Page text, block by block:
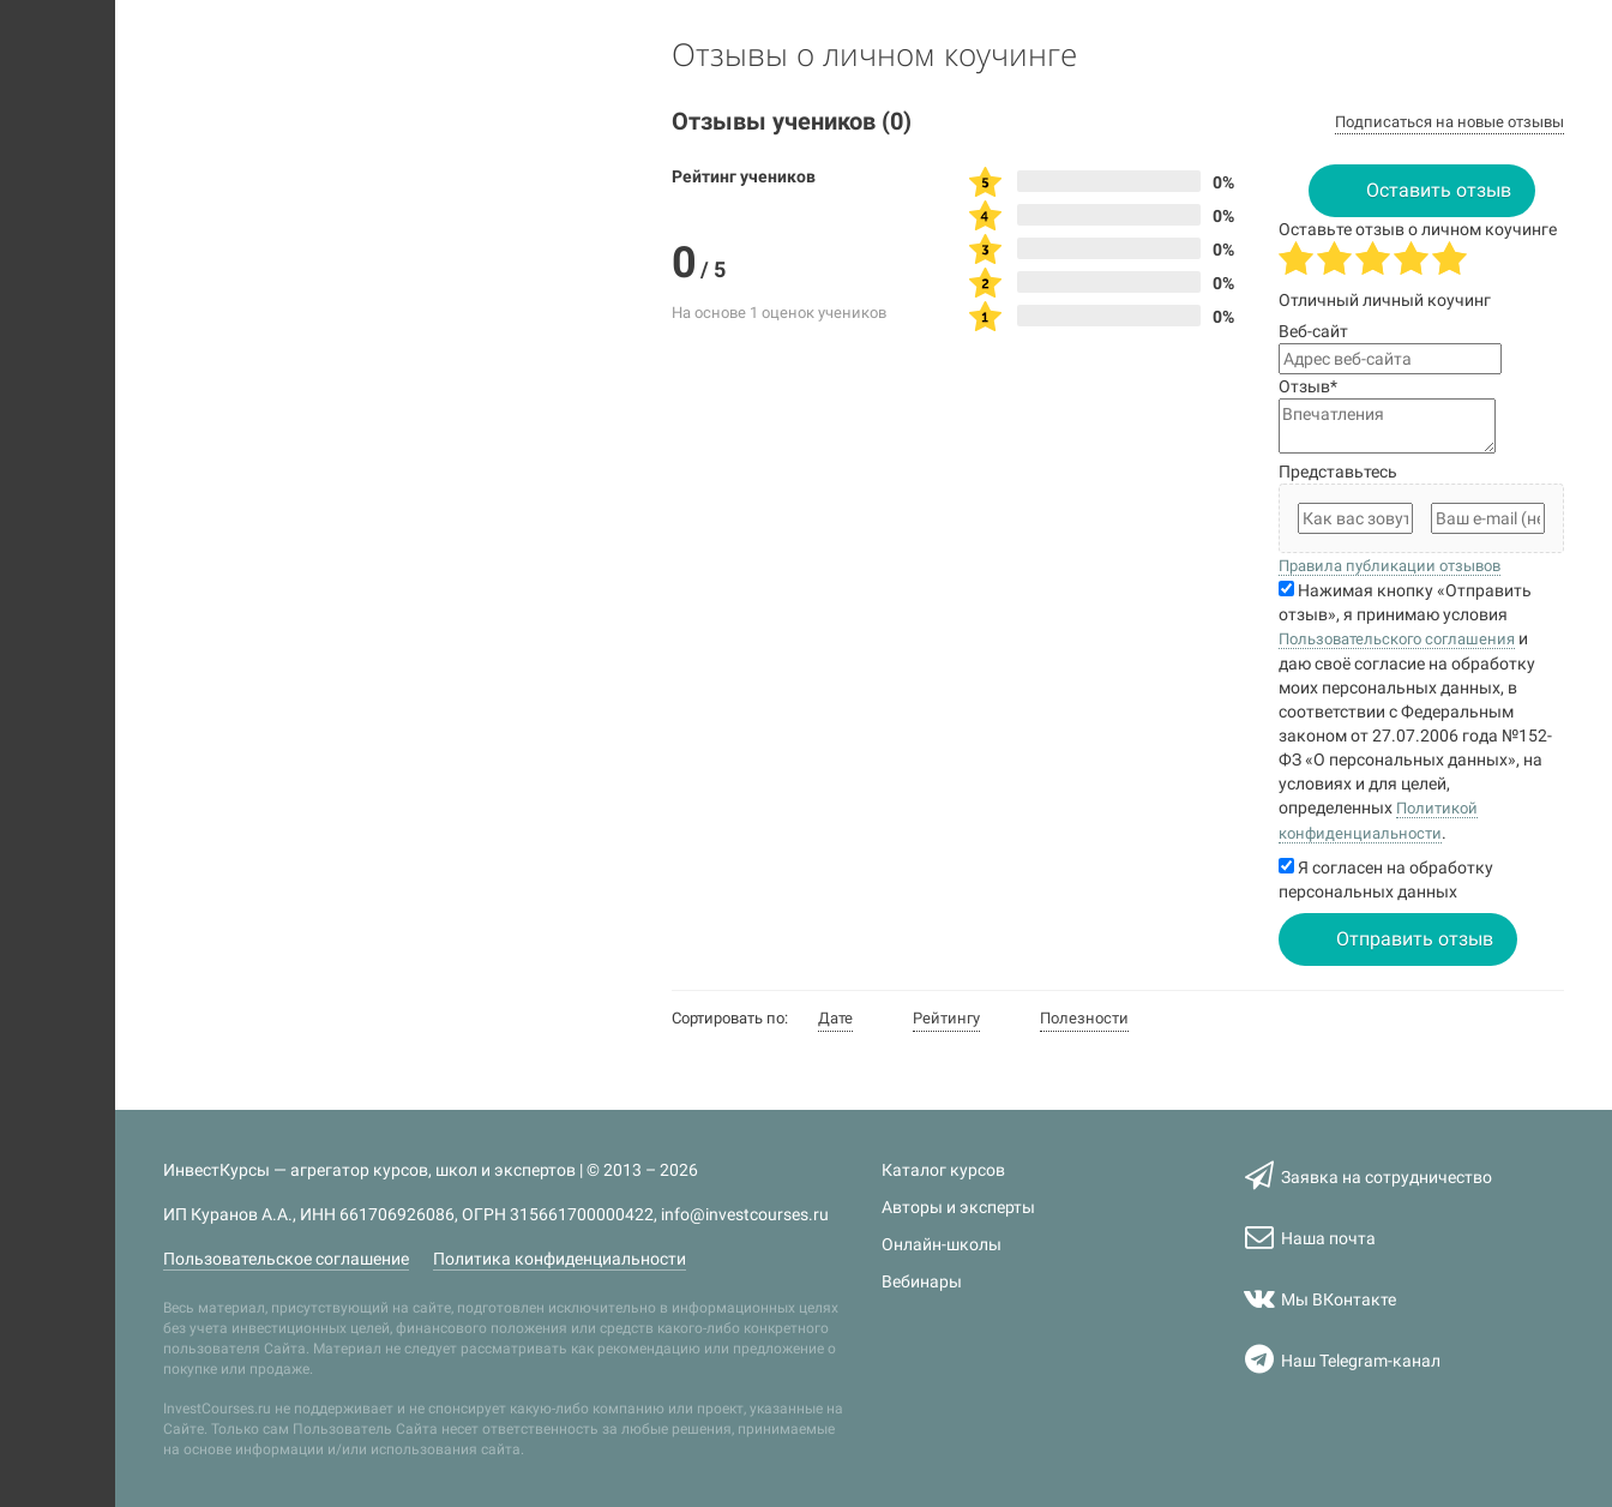
Отзывы о личном коучинге
Отзывы учеников (0) Подписаться на новые отзывы
Рейтинг учеников
0 / 5
На основе 1 оценок учеников
0%
0%
0%
0%
0%
Оставить отзыв
Оставьте отзыв о личном коучинге
Отличный личный коучинг
Веб-сайт
Отзыв*
Представьтесь
Правила публикации отзывов
Нажимая кнопку «Отправить
отзыв», я принимаю условия
Пользовательского соглашения и
даю своё согласие на обработку
моих персональных данных, в
соответствии с Федеральным
законом от 27.07.2006 года №152-
ФЗ «О персональных данных», на
условиях и для целей,
определенных Политикой
конфиденциальности.
Я согласен на обработку
персональных данных
Отправить отзыв
Сортировать по: Дате Рейтингу Полезности
ИнвестКурсы — агрегатор курсов, школ и экспертов | © 2013 – 2026
ИП Куранов А.А., ИНН 661706926086, ОГРН 315661700000422, info@investcourses.ru
Пользовательское соглашение Политика конфиденциальности
Весь материал, присутствующий на сайте, подготовлен исключительно в информационных целях
без учета инвестиционных целей, финансового положения или средств какого-либо конкретного
пользователя Сайта. Материал не следует рассматривать как рекомендацию или предложение о
покупке или продаже.
InvestCourses.ru не поддерживает и не спонсирует какую-либо компанию или проект, указанные на
Сайте. Только сам Пользователь Сайта несет ответственность за любые решения, принимаемые
на основе информации и/или использования сайта.
Каталог курсов
Авторы и эксперты
Онлайн-школы
Вебинары
Заявка на сотрудничество
Наша почта
Мы ВКонтакте
Наш Telegram-канал